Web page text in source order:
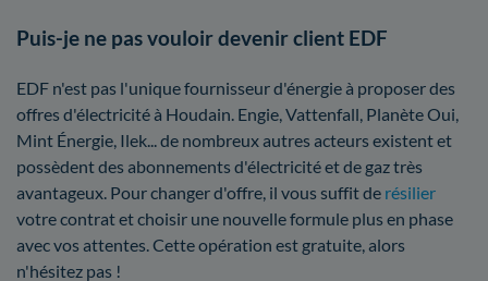
Puis-je ne pas vouloir devenir client EDF
EDF n'est pas l'unique fournisseur d'énergie à proposer des
offres d'électricité à Houdain. Engie, Vattenfall, Planète Oui,
Mint Énergie, Ilek... de nombreux autres acteurs existent et
possèdent des abonnements d'électricité et de gaz très
avantageux. Pour changer d'offre, il vous suffit de résilier
votre contrat et choisir une nouvelle formule plus en phase
avec vos attentes. Cette opération est gratuite, alors
n'hésitez pas !